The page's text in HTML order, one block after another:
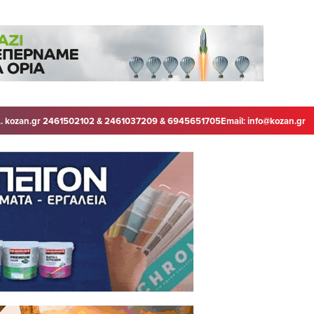
kozan.gr 2461502102 & 2461037209 & 6945651705Email:info@kozan.gr